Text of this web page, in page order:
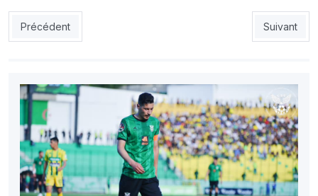
Article précédent : FAF: Les premières décisions tombent
Précédent Article
Suivant